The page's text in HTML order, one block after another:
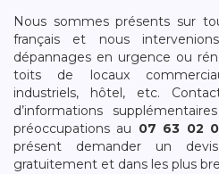
Nous sommes présents sur
français et nous
dépannages en urgence ou
toits de locaux
industriels, hôtel, etc.
d’informations
préoccupations au 07 63 02
présent demander un
gratuitement et dans les plus